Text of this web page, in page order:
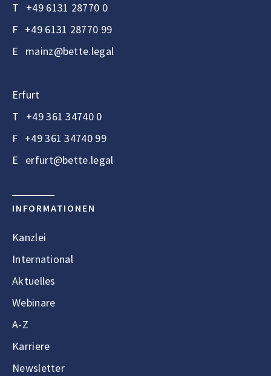
T +49 6131 28770 0
F +49 6131 28770 99
E mainz@bette.legal
Erfurt
T +49 361 34740 0
F +49 361 34740 99
E erfurt@bette.legal
INFORMATIONEN
Kanzlei
International
Aktuelles
Webinare
A-Z
Karriere
Newsletter